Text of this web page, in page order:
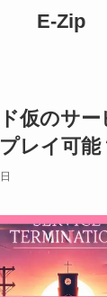
E-Zip
仮のサ
レイ可能